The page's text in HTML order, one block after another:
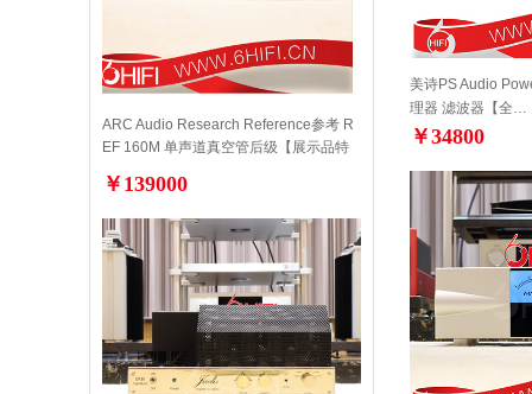
ARC Audio Research Reference参考 R
EF 160M 单声道真空管后级【展示品特
￥139000
美诗PS Audio
理器 滤波器【全…
￥34800